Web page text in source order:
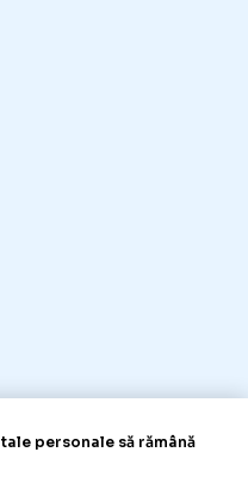
personale să rămână